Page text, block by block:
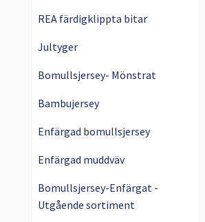
REA färdigklippta bitar
Jultyger
Bomullsjersey- Mönstrat
Bambujersey
Enfärgad bomullsjersey
Enfärgad muddväv
Bomullsjersey-Enfärgat -
Utgående sortiment